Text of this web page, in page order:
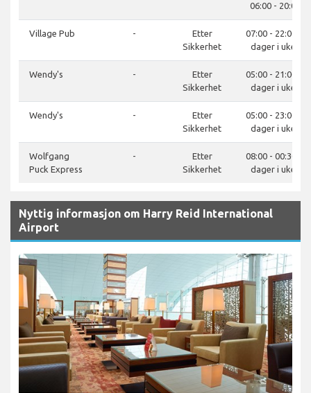
06:00 - 20:00
Village Pub -
Etter
Sikkerhet
07:00 - 22:00, 7
dager i uken
Wendy's -
Etter
Sikkerhet
05:00 - 21:00, 7
dager i uken
Wendy's -
Etter
Sikkerhet
05:00 - 23:00, 7
dager i uken
Wolfgang
Puck Express
-
Etter
Sikkerhet
08:00 - 00:30, 7
dager i uken
Nyttig informasjon om Harry Reid International
Airport